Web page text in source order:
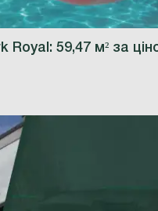
Royal: 59,47 м² за